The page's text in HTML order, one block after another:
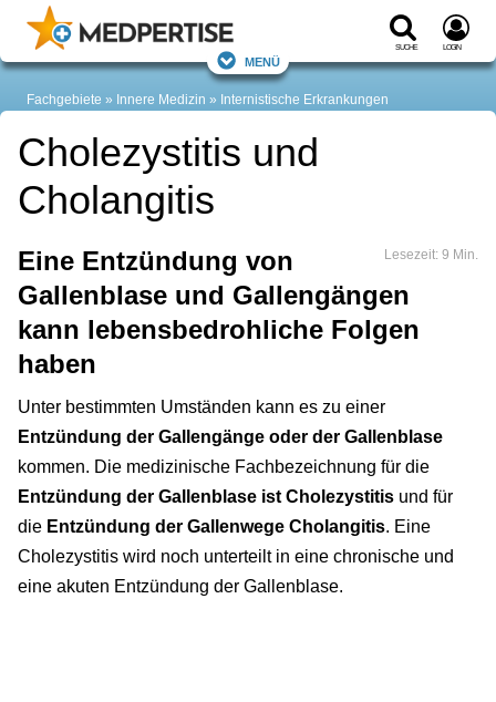
Suche Login
Menü
Fachgebiete Innere Medizin Internistische Erkrankungen
Cholezystitis und
Cholangitis
Lesezeit: 9 Min.
Eine Entzündung von
Gallenblase und Gallengängen
kann lebensbedrohliche Folgen
haben
Unter bestimmten Umständen kann es zu einer
Entzündung der Gallengänge oder der Gallenblase
kommen. Die medizinische Fachbezeichnung für die
Entzündung der Gallenblase ist Cholezystitis und für
die Entzündung der Gallenwege Cholangitis. Eine
Cholezystitis wird noch unterteilt in eine chronische und
eine akuten Entzündung der Gallenblase.